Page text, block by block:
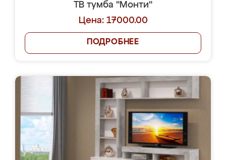
ТВ тумба "Монти"
Цена: 17000.00
ПОДРОБНЕЕ